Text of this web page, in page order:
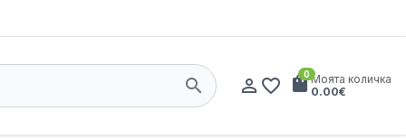
search person_outline favorite_border shopping_bag
0Моята количка
0.00€